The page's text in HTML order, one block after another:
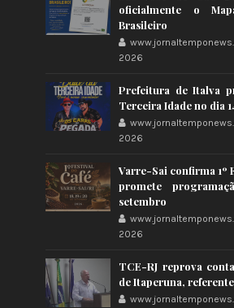
oficialmente o
Brasileiro
2026
Prefeitura de Italva
Terceira Idade no dia
2026
Varre-Sai confirma 1º
promete
setembro
2026
TCE-RJ reprova
de Itaperuna,